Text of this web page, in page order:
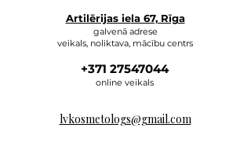
Artilērijas iela 67, Rīga
galvenā adrese
veikals, noliktava, mācību centrs
+371 27547044
online veikals
lvkosmetologs@gmail.com